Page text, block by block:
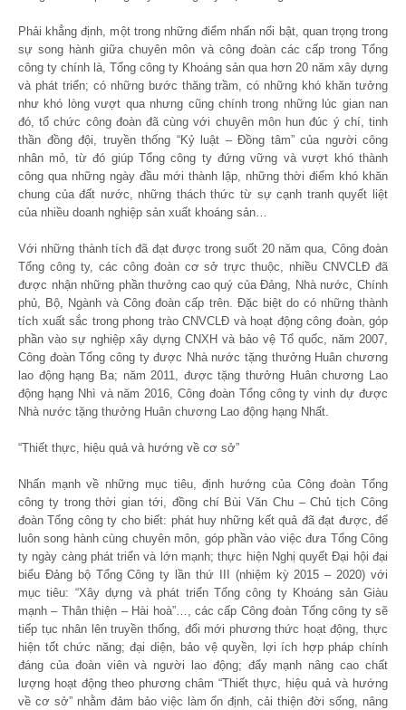
Phải khẳng định, một trong những điểm nhấn nổi bật, quan trọng trong
sự song hành giữa chuyên môn và công đoàn các cấp trong Tổng
công ty chính là, Tổng công ty Khoáng sản qua hơn 20 năm xây dựng
và phát triển; có những bước thăng trầm, có những khó khăn tưởng
như khó lòng vượt qua nhưng cũng chính trong những lúc gian nan
đó, tổ chức công đoàn đã cùng với chuyên môn hun đúc ý chí, tinh
thần đồng đội, truyền thống “Kỷ luật – Đồng tâm” của người công
nhân mỏ, từ đó giúp Tổng công ty đứng vững và vượt khó thành
công qua những ngày đầu mới thành lập, những thời điểm khó khăn
chung của đất nước, những thách thức từ sự cạnh tranh quyết liệt
của nhiều doanh nghiệp sản xuất khoáng sản…
Với những thành tích đã đạt được trong suốt 20 năm qua, Công đoàn
Tổng công ty, các công đoàn cơ sở trực thuộc, nhiều CNVCLĐ đã
được nhận những phần thưởng cao quý của Đảng, Nhà nước, Chính
phủ, Bộ, Ngành và Công đoàn cấp trên. Đặc biệt do có những thành
tích xuất sắc trong phong trào CNVCLĐ và hoạt động công đoàn, góp
phần vào sự nghiệp xây dựng CNXH và bảo vệ Tổ quốc, năm 2007,
Công đoàn Tổng công ty được Nhà nước tặng thưởng Huân chương
lao động hạng Ba; năm 2011, được tặng thưởng Huân chương Lao
động hạng Nhì và năm 2016, Công đoàn Tổng công ty vinh dự được
Nhà nước tặng thưởng Huân chương Lao động hạng Nhất.
“Thiết thực, hiệu quả và hướng về cơ sở”
Nhấn mạnh về những mục tiêu, định hướng của Công đoàn Tổng
công ty trong thời gian tới, đồng chí Bùi Văn Chu – Chủ tịch Công
đoàn Tổng công ty cho biết: phát huy những kết quả đã đạt được, để
luôn song hành cùng chuyên môn, góp phần vào việc đưa Tổng Công
ty ngày càng phát triển và lớn mạnh; thực hiện Nghị quyết Đại hội đại
biểu Đảng bộ Tổng Công ty lần thứ III (nhiệm kỳ 2015 – 2020) với
mục tiêu: “Xây dựng và phát triển Tổng công ty Khoáng sản Giàu
mạnh – Thân thiện – Hài hoà”…, các cấp Công đoàn Tổng công ty sẽ
tiếp tục nhân lên truyền thống, đổi mới phương thức hoạt động, thực
hiện tốt chức năng; đại diện, bảo vệ quyền, lợi ích hợp pháp chính
đáng của đoàn viên và người lao động; đẩy mạnh nâng cao chất
lượng hoạt động theo phương châm “Thiết thực, hiệu quả và hướng
về cơ sở” nhằm đảm bảo việc làm ổn định, cải thiện đời sống, nâng